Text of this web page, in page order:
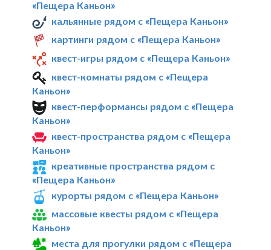
«Пещера Каньон»
кальянные рядом с «Пещера Каньон»
картинги рядом с «Пещера Каньон»
квест-игры рядом с «Пещера Каньон»
квест-комнаты рядом с «Пещера
Каньон»
квест-перформансы рядом с «Пещера
Каньон»
квест-пространства рядом с «Пещера
Каньон»
креативные пространства рядом с
«Пещера Каньон»
курорты рядом с «Пещера Каньон»
массовые квесты рядом с «Пещера
Каньон»
места для прогулки рядом с «Пещера